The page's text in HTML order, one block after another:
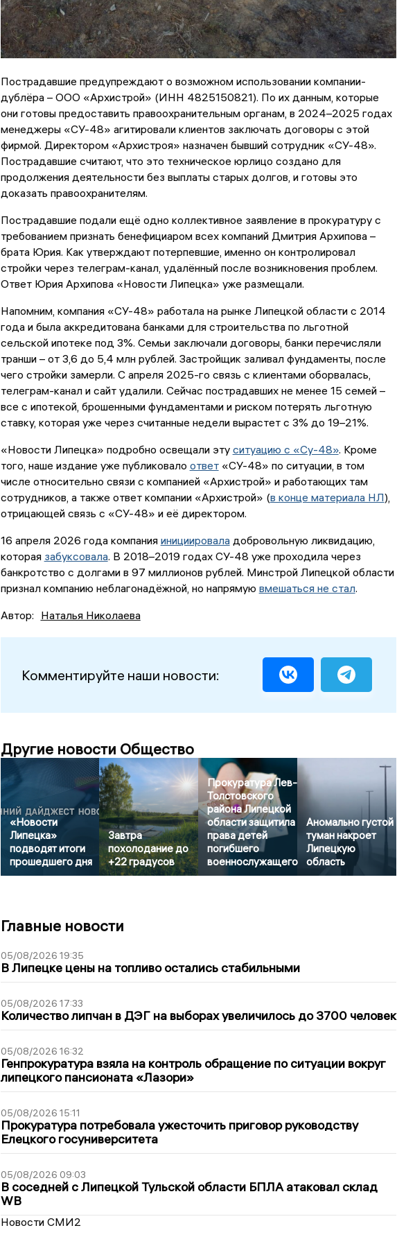
Пострадавшие предупреждают о возможном использовании компании-
дублёра – ООО «Архистрой» (ИНН 4825150821). По их данным, которые
они готовы предоставить правоохранительным органам, в 2024–2025 годах
менеджеры «СУ-48» агитировали клиентов заключать договоры с этой
фирмой. Директором «Архистроя» назначен бывший сотрудник «СУ-48».
Пострадавшие считают, что это техническое юрлицо создано для
продолжения деятельности без выплаты старых долгов, и готовы это
доказать правоохранителям.
Пострадавшие подали ещё одно коллективное заявление в прокуратуру с
требованием признать бенефициаром всех компаний Дмитрия Архипова –
брата Юрия. Как утверждают потерпевшие, именно он контролировал
стройки через телеграм-канал, удалённый после возникновения проблем.
Ответ Юрия Архипова «Новости Липецка» уже размещали.
Напомним, компания «СУ-48» работала на рынке Липецкой области с 2014
года и была аккредитована банками для строительства по льготной
сельской ипотеке под 3%. Семьи заключали договоры, банки перечисляли
транши – от 3,6 до 5,4 млн рублей. Застройщик заливал фундаменты, после
чего стройки замерли. С апреля 2025-го связь с клиентами оборвалась,
телеграм-канал и сайт удалили. Сейчас пострадавших не менее 15 семей –
все с ипотекой, брошенными фундаментами и риском потерять льготную
ставку, которая уже через считанные недели вырастет с 3% до 19–21%.
«Новости Липецка» подробно освещали эту ситуацию с «Су-48». Кроме
того, наше издание уже публиковало ответ«СУ-48» по ситуации, в том
числе относительно связи с компанией «Архистрой» и работающих там
сотрудников, а также ответ компании «Архистрой» (в конце материала НЛ),
отрицающей связь с «СУ-48» и её директором.
16 апреля 2026 года компания инициироваладобровольную ликвидацию,
которая забуксовала. В 2018–2019 годах СУ-48 уже проходила через
банкротство с долгами в 97 миллионов рублей. Минстрой Липецкой области
признал компанию неблагонадёжной, но напрямую вмешаться не стал.
Автор: Наталья Николаева
Комментируйте наши новости:
Другие новости Общество
«Новости
Липецка»
подводят итоги
прошедшего дня
Завтра
похолодание до
+22 градусов
Прокуратура Лев-
Толстовского
района Липецкой
области защитила
права детей
погибшего
военнослужащего
Аномально густой
туман накроет
Липецкую
область
Главные новости
05/08/2026 19:35
В Липецке цены на топливо остались стабильными
05/08/2026 17:33
Количество липчан в ДЭГ на выборах увеличилось до 3700 человек
05/08/2026 16:32
Генпрокуратура взяла на контроль обращение по ситуации вокруг
липецкого пансионата «Лазори»
05/08/2026 15:11
Прокуратура потребовала ужесточить приговор руководству
Елецкого госуниверситета
05/08/2026 09:03
В соседней с Липецкой Тульской области БПЛА атаковал склад
WB
Новости СМИ2